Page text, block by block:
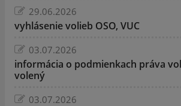
29.06.2026
vyhlásenie volieb OSO, VUC
03.07.2026
informácia o podmienkach práva
volený
03.07.2026